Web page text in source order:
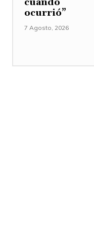
cuando
ocurrió”
7 Agosto, 2026